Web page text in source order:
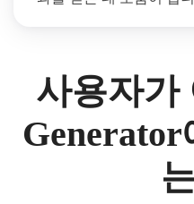
사용자가